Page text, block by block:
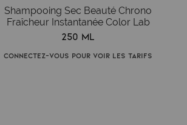
Shampooing Sec Beauté Chrono
Fraîcheur Instantanée Color Lab
250 ml
Connectez-vous pour voir les tarifs